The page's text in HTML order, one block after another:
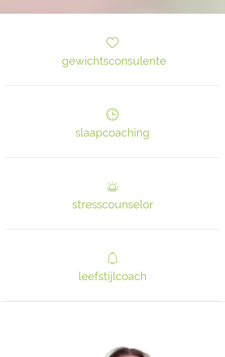
gewichtsconsulente
slaapcoaching
stresscounselor
leefstijlcoach